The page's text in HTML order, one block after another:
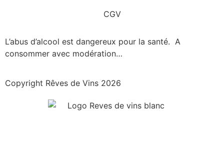
CGV
L’abus d’alcool est dangereux pour la santé. A
consommer avec modération…
Copyright Rêves de Vins 2026